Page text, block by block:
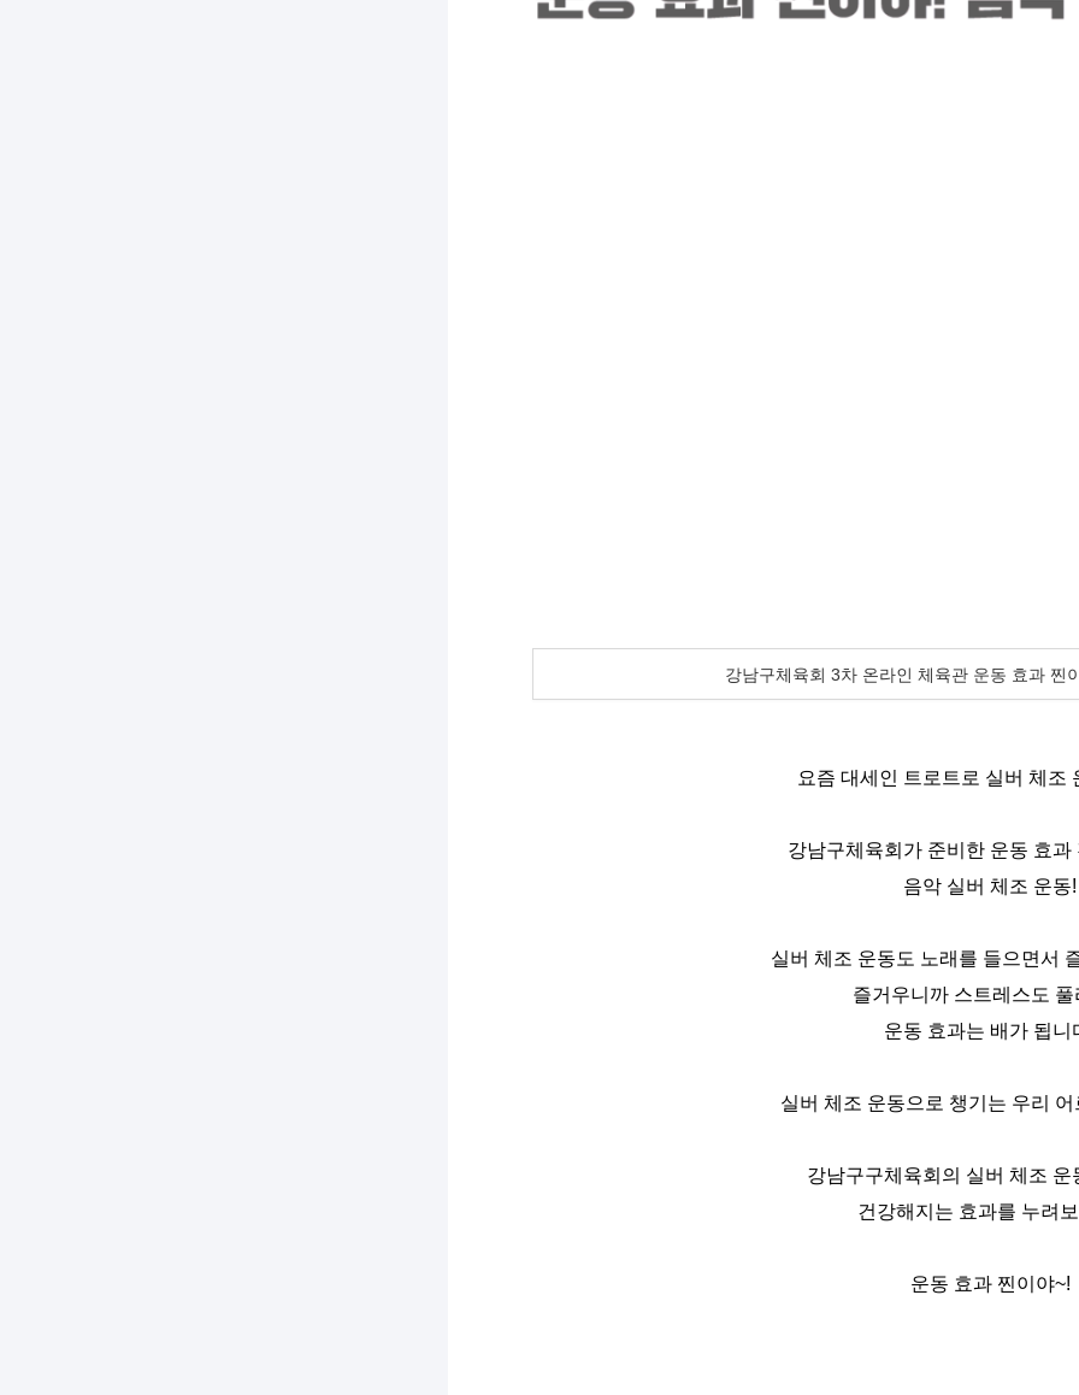
강남구체육회 3차 온라인 체육관 운동 효과 찐
요즘 대세인 트로트로 실버 체조
강남구체육회가 준비한 운동 효과
음악 실버 체조 운동!
실버 체조 운동도 노래를 들으면서
즐거우니까 스트레스도 풀
운동 효과는 배가 됩니
실버 체조 운동으로 챙기는 우리
강남구구체육회의 실버 체조 운
건강해지는 효과를 누려
운동 효과 찐이야~!